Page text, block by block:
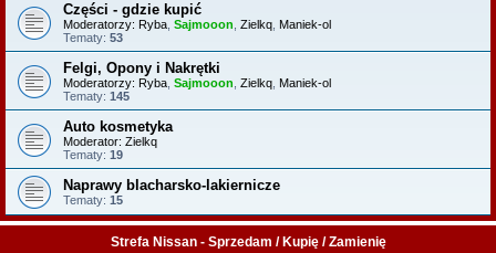
Części - gdzie kupić
Moderatorzy: Ryba Sajmooon Zielkq Maniek-ol
Tematy: 53
Felgi, Opony i Nakrętki
Moderatorzy: Ryba Sajmooon Zielkq Maniek-ol
Tematy: 145
Auto kosmetyka
Moderator: Zielkq
Tematy: 19
Naprawy blacharsko-lakiernicze
Tematy: 15
Strefa Nissan - Sprzedam / Kupię / Zamienię